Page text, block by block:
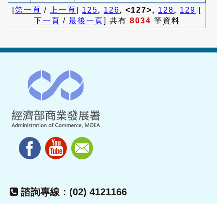
[第一頁 / 上一頁] 125, 126, <127>, 128, 129 [
下一頁 / 最後一頁] 共有 8034 筆資料
諮詢專線：(02) 4121166